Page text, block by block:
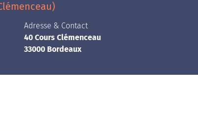
Adresse & Contact
40 Cours Clémenceau
33000 Bordeaux